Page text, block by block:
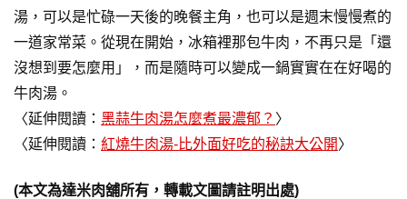
湯，可以是忙碌一天後的晚餐主角，也可以是週末慢慢煮的
一道家常菜。從現在開始，冰箱裡那包牛肉，不再只是「還
沒想到要怎麼用」，而是隨時可以變成一鍋實實在在好喝的
牛肉湯。
〈延伸閱讀： 黑蒜牛肉湯怎麼煮最濃郁？ 〉
〈延伸閱讀： 紅燒牛肉湯-比外面好吃的秘訣大公開〉
(本文為達米肉舖所有，轉載文圖請註明出處)